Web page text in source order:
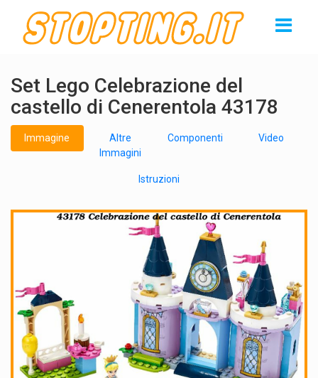
Set Lego Celebrazione del
castello di Cenerentola 43178
Immagine
Altre
Immagini
Componenti Video
Istruzioni